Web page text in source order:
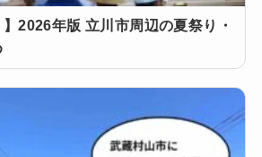
】2026年版 立川市周辺の夏祭り・